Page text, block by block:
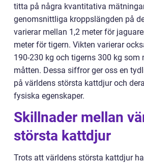
titta på några kvantitativa
genomsnittliga kroppslängden på
varierar mellan 1,2 meter för
meter för tigern. Vikten varierar
190-230 kg och tigerns 300 kg som
måtten. Dessa siffror ger oss en
på världens största kattdjur och
fysiska egenskaper.
Skillnader mellan
största kattdjur
Trots att världens största kattdjur